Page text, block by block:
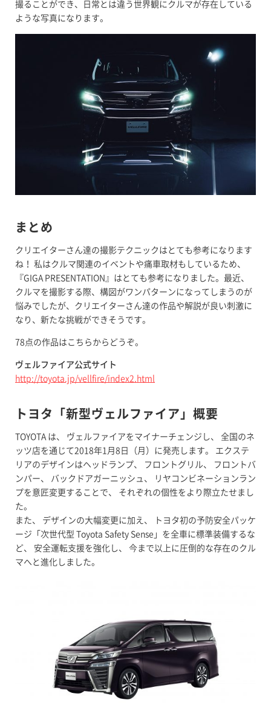
撮ることができ、日常とは違う世界観にクルマが存在している
ような写真になります。
まとめ
クリエイターさん達の撮影テクニックはとても参考になります
ね！ 私はクルマ関連のイベントや痛車取材もしているため、
『GIGA PRESENTATION』はとても参考になりました。最近、
クルマを撮影する際、構図がワンパターンになってしまうのが
悩みでしたが、クリエイターさん達の作品や解説が良い刺激に
なり、新たな挑戦ができそうです。
78点の作品はこちらからどうぞ。
ヴェルファイア公式サイト
http://toyota.jp/vellfire/index2.html
トヨタ「新型ヴェルファイア」概要
TOYOTA は、 ヴェルファイアをマイナーチェンジし、 全国のネ
ッツ店を通じて2018年1月8日（月）に発売します。 エクステ
リアのデザインはヘッドランプ、 フロントグリル、 フロントバ
ンパー、 バックドアガーニッシュ、 リヤコンビネーションラン
プを意匠変更することで、 それぞれの個性をより際立たせまし
た。
また、 デザインの大幅変更に加え、 トヨタ初の予防安全パッケ
ージ「次世代型 Toyota Safety Sense」を全車に標準装備するな
ど、 安全運転支援を強化し、 今まで以上に圧倒的な存在のクル
マへと進化しました。